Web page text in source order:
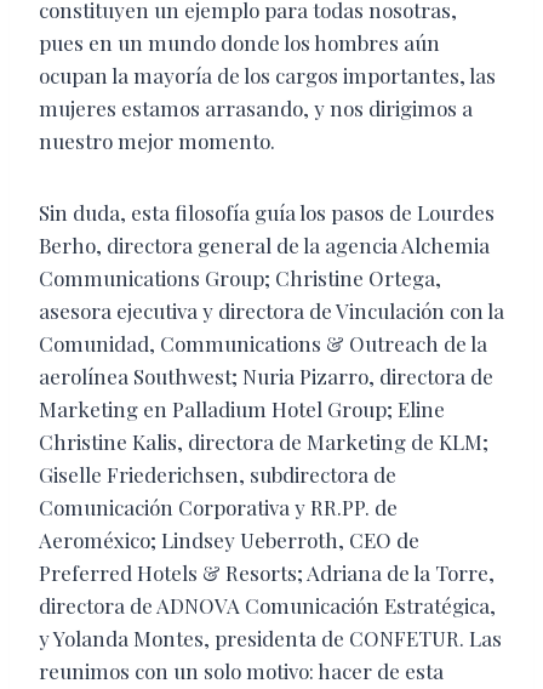
constituyen un ejemplo para todas nosotras,
pues en un mundo donde los hombres aún
ocupan la mayoría de los cargos importantes, las
mujeres estamos arrasando, y nos dirigimos a
nuestro mejor momento.
Sin duda, esta filosofía guía los pasos de Lourdes
Berho, directora general de la agencia Alchemia
Communications Group; Christine Ortega,
asesora ejecutiva y directora de Vinculación con la
Comunidad, Communications & Outreach de la
aerolínea Southwest; Nuria Pizarro, directora de
Marketing en Palladium Hotel Group; Eline
Christine Kalis, directora de Marketing de KLM;
Giselle Friederichsen, subdirectora de
Comunicación Corporativa y RR.PP. de
Aeroméxico; Lindsey Ueberroth, CEO de
Preferred Hotels & Resorts; Adriana de la Torre,
directora de ADNOVA Comunicación Estratégica,
y Yolanda Montes, presidenta de CONFETUR. Las
reunimos con un solo motivo: hacer de esta